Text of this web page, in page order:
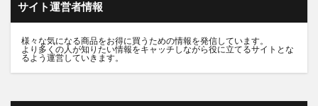
chatFLORA G(チャットフローラジー)
オリジンキャットフード
ブレインスリープピローネックコンディショニング
サイト運営者情報
様々な気になる商品をお得に買うための情報を発信しています。
より多くの人が知りたい情報をキャッチしながら役に立てるサイトとな
るよう運営していきます。